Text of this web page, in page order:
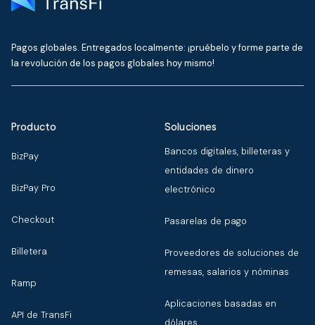
Pagos globales. Entregados localmente: ¡pruébelo y forme parte de
la revolución de los pagos globales hoy mismo!
Producto
BizPay
BizPay Pro
Checkout
Billetera
Ramp
API de TransFi
Soluciones
Bancos digitales, billeteras y
entidades de dinero
electrónico
Pasarelas de pago
Proveedores de soluciones de
remesas, salarios y nóminas
Aplicaciones basadas en
dólares